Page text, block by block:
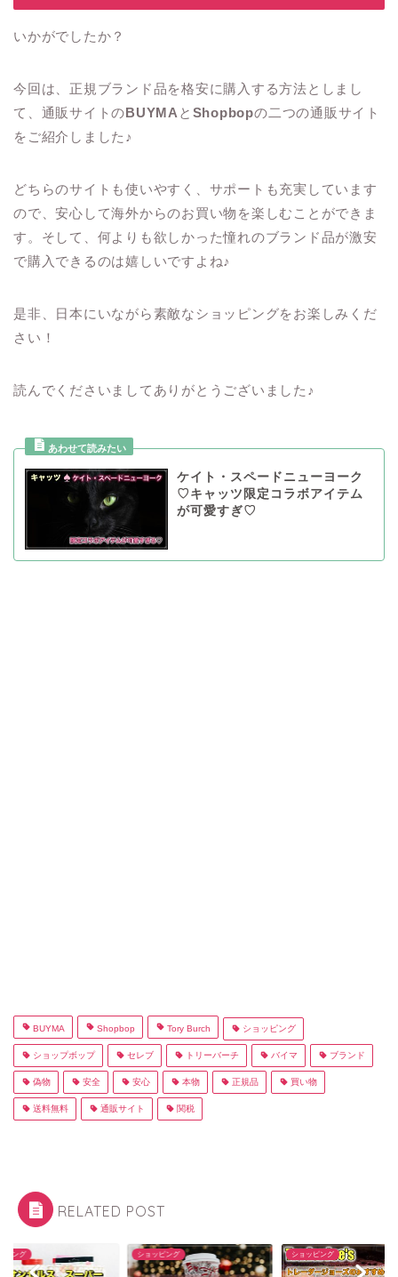
いかがでしたか？
今回は、正規ブランド品を格安に購入する方法としまし
て、通販サイトのBUYMA と Shopbopの二つの通販サイト
をご紹介しました♪
どちらのサイトも使いやすく、サポートも充実しています
ので、安心して海外からのお買い物を楽しむことができま
す。そして、何よりも欲しかった憧れのブランド品が激安
で購入できるのは嬉しいですよね♪
是非、日本にいながら素敵なショッピングをお楽しみくだ
さい！
読んでくださいましてありがとうございました♪
ケイト・スペードニューヨーク
♡キャッツ限定コラボアイテム
が可愛すぎ♡
BUYMA Shopbop Tory Burch ショッピング
ショップボップ セレブ トリーバーチ バイマ ブランド
偽物 安全 安心 本物 正規品 買い物
送料無料 通販サイト 関税
RELATED POST
ピング ショッピング ショッピング